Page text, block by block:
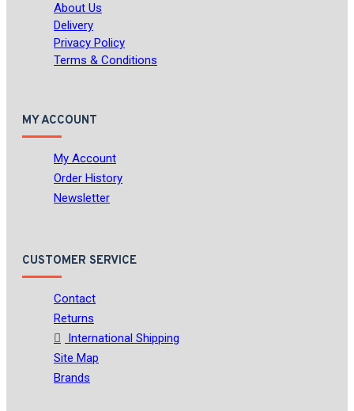
About Us
Delivery
Privacy Policy
Terms & Conditions
MY ACCOUNT
My Account
Order History
Newsletter
CUSTOMER SERVICE
Contact
Returns
International Shipping
Site Map
Brands